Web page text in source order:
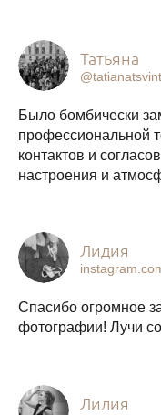
Татьяна
Было бомбически
профессиональной
контактов и
настроения и
Лидия
Спасибо огромное
фотографии! Лучи
Лилия